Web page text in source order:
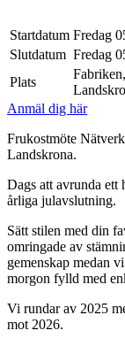
Startdatum Fredag
Slutdatum Fredag
Plats
Anmäl dig här
Frukostmöte
Landskrona.
Dags att avrunda ett
årliga julavslutning.
Sätt stilen med din
omringade av
gemenskap medan
morgon fylld med
Vi rundar av 2025
mot 2026.